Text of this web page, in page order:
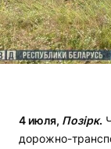
4 июля, Позірк.
дорожно-